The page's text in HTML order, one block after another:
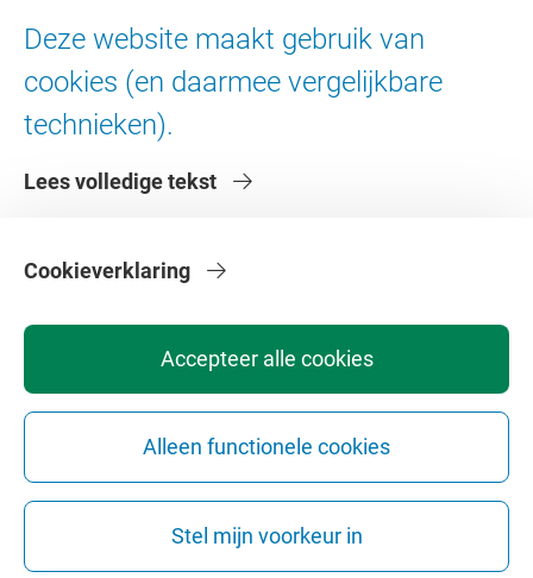
Deze website maakt gebruik van
cookies (en daarmee vergelijkbare
technieken).
Lees volledige tekst
Accepteer alle cookies
Alleen functionele cookies
Stel mijn voorkeur in
Cookieverklaring
Over de VU
Contact en route
Faculteiten
PrivacyDisclaimerVeiligheidWebcolofonCookie instellingen